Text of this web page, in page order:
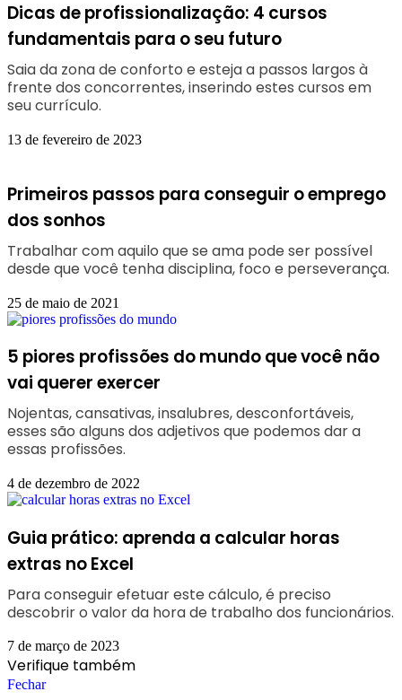
Dicas de profissionalização: 4 cursos
fundamentais para o seu futuro
Saia da zona de conforto e esteja a passos largos à
frente dos concorrentes, inserindo estes cursos em
seu currículo.
13 de fevereiro de 2023
Primeiros passos para conseguir o emprego
dos sonhos
Trabalhar com aquilo que se ama pode ser possível
desde que você tenha disciplina, foco e perseverança.
25 de maio de 2021
5 piores profissões do mundo que você não
vai querer exercer
Nojentas, cansativas, insalubres, desconfortáveis,
esses são alguns dos adjetivos que podemos dar a
essas profissões.
4 de dezembro de 2022
Guia prático: aprenda a calcular horas
extras no Excel
Para conseguir efetuar este cálculo, é preciso
descobrir o valor da hora de trabalho dos funcionários.
7 de março de 2023
Verifique também
Fechar